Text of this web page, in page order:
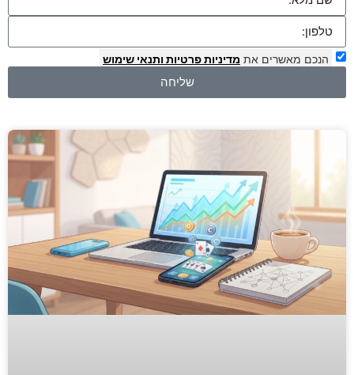
הנכם מאשרים את מדיניות פרטיות ותנאי שימוש
שליחה